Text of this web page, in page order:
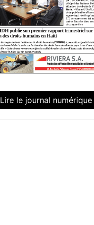
Lire le journal numérique